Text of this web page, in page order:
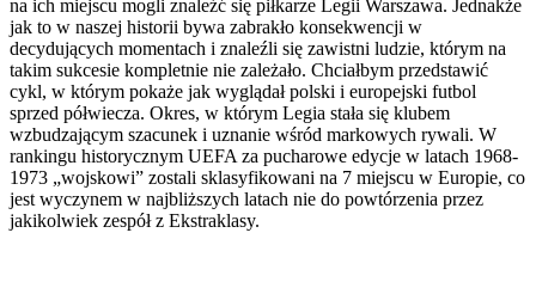
na ich miejscu mogli znaleźć się piłkarze Legii Warszawa. Jednakże
jak to w naszej historii bywa zabrakło konsekwencji w
decydujących momentach i znaleźli się zawistni ludzie, którym na
takim sukcesie kompletnie nie zależało. Chciałbym przedstawić
cykl, w którym pokaże jak wyglądał polski i europejski futbol
sprzed półwiecza. Okres, w którym Legia stała się klubem
wzbudzającym szacunek i uznanie wśród markowych rywali. W
rankingu historycznym UEFA za pucharowe edycje w latach 1968-
1973 „wojskowi” zostali sklasyfikowani na 7 miejscu w Europie, co
jest wyczynem w najbliższych latach nie do powtórzenia przez
jakikolwiek zespół z Ekstraklasy.